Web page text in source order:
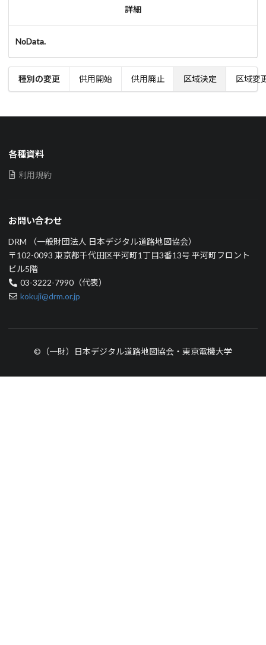
詳細
NoData.
種別の変更 供用開始 供用廃止 区域決定 区域変
各種資料
利用規約
お問い合わせ
DRM （一般財団法人 日本デジタル道路地図協会）
〒102-0093 東京都千代田区平河町1丁目3番13号 平河町フロント
ビル5階
03-3222-7990（代表）
kokuji@drm.or.jp
©（一財）日本デジタル道路地図協会・東京電機大学